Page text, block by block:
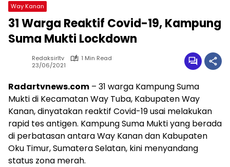
Way Kanan
31 Warga Reaktif Covid-19, Kampung
Suma Mukti Lockdown
Redaksirltv
1 Min Read
23/06/2021
Radartvnews.com – 31 warga Kampung Suma
Mukti di Kecamatan Way Tuba, Kabupaten Way
Kanan, dinyatakan reaktif Covid-19 usai melakukan
rapid tes antigen. Kampung Suma Mukti yang berada
di perbatasan antara Way Kanan dan Kabupaten
Oku Timur, Sumatera Selatan, kini menyandang
status zona merah.